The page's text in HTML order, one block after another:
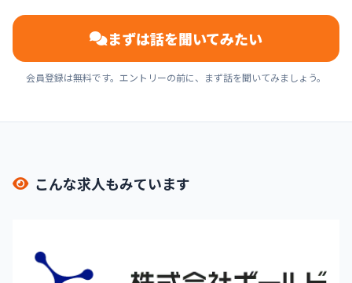
まずは話を聞いてみたい
会員登録は無料です。エントリーの前に、まず話を聞いてみましょう。
こんな求人もみています